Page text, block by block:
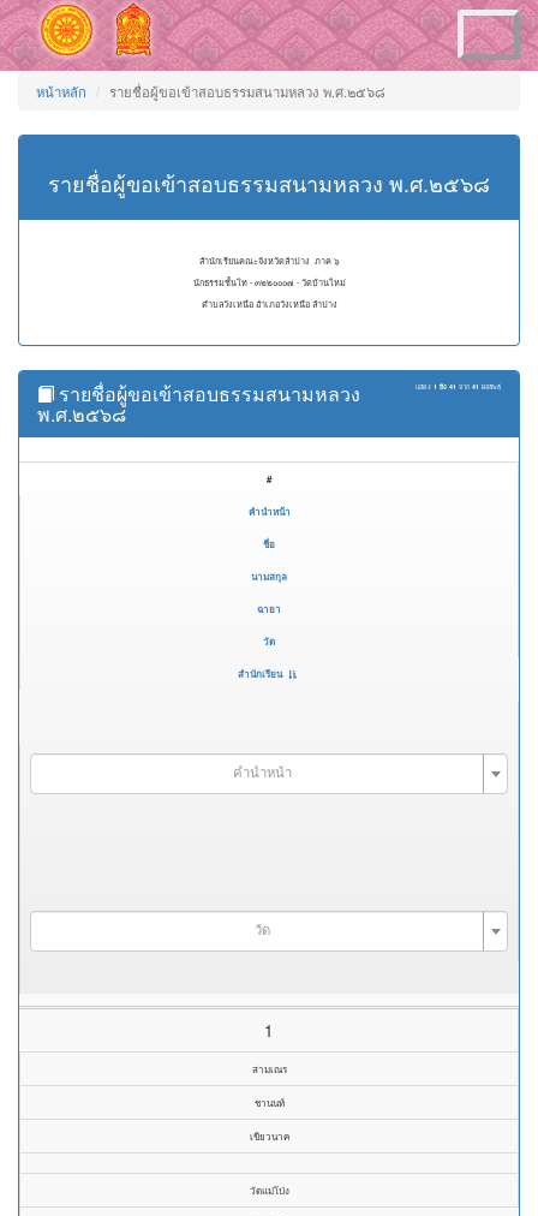
Toggle
navigation
หน้าหลัก รายชื่อผู้ขอเข้าสอบธรรมสนามหลวง พ.ศ.๒๕๖๘
รายชื่อผู้ขอเข้าสอบธรรมสนามหลวง พ.ศ.๒๕๖๘
สำนักเรียนคณะจังหวัดลำปาง ภาค ๖
นักธรรมชั้นโท - ๓๒๒๐๐๐๗ - วัดบ้านใหม่
ตำบลวังเหนือ อำเภอวังเหนือ ลำปาง
แสดง 1 ถึง 41 จาก 41 ผลลัพธ์
รายชื่อผู้ขอเข้าสอบธรรมสนามหลวง
พ.ศ.๒๕๖๘
#
คำนำหน้า
ชื่อ
นามสกุล
ฉายา
วัด
สำนักเรียน
คำนำหน้า
วัด
1
สามเณร
ชานนท์
เขียวนาค
วัดแม่โป่ง